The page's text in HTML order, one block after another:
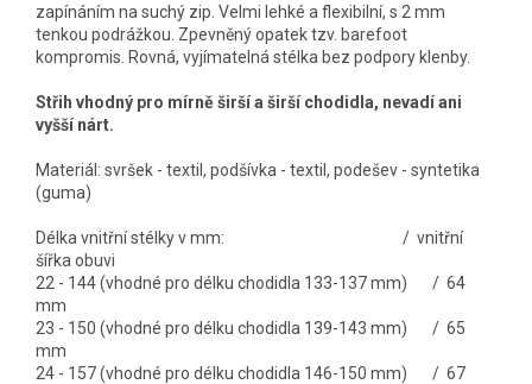
zapínáním na suchý zip. Velmi lehké a flexibilní, s 2 mm
tenkou podrážkou. Zpevněný opatek tzv. barefoot
kompromis. Rovná, vyjímatelná stélka bez podpory klenby.
Střih vhodný pro mírně širší a širší chodidla, nevadí ani
vyšší nárt.
Materiál: svršek - textil, podšívka - textil, podešev - syntetika
(guma)
Délka vnitřní stélky v mm: / vnitřní
šířka obuvi
22 - 144 (vhodné pro délku chodidla 133-137 mm) / 64
mm
23 - 150 (vhodné pro délku chodidla 139-143 mm) / 65
mm
24 - 157 (vhodné pro délku chodidla 146-150 mm) / 67